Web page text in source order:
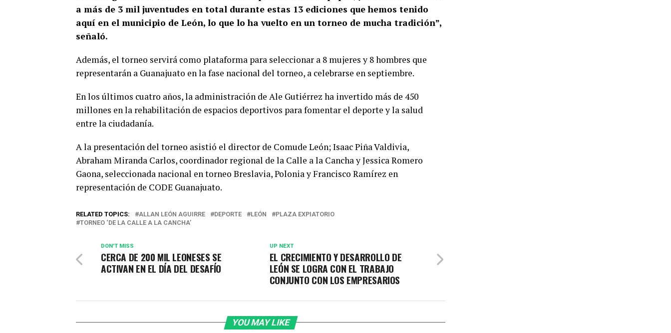
a más de 3 mil juventudes en total durante estas 13 ediciones que hemos tenido
aquí en el municipio de León, lo que lo ha vuelto en un torneo de mucha tradición”,
señaló.
Además, el torneo servirá como plataforma para seleccionar a 8 mujeres y 8 hombres que
representarán a Guanajuato en la fase nacional del torneo, a celebrarse en septiembre.
En los últimos cuatro años, la administración de Ale Gutiérrez ha invertido más de 450
millones en la rehabilitación de espacios deportivos para fomentar el deporte y la salud
entre la ciudadanía.
A la presentación del torneo asistió el director de Comude León; Isaac Piña Valdivia,
Abraham Miranda Carlos, coordinador regional de la Calle a la Cancha y Jessica Romero
Gaona, seleccionada nacional en torneo Breslavia, Polonia y Francisco Ramírez en
representación de CODE Guanajuato.
RELATED TOPICS: ALLAN LEÓN AGUIRRE DEPORTE LEÓN
PLAZA EXPIATORIO
TORNEO ‘DE LA CALLE A LA CANCHA’
UP NEXT
EL CRECIMIENTO Y DESARROLLO DE
LEÓN SE LOGRA CON EL TRABAJO
CONJUNTO CON LOS EMPRESARIOS
DON'T MISS
CERCA DE 200 MIL LEONESES SE
ACTIVAN EN EL DÍA DEL DESAFÍO
YOU MAY LIKE